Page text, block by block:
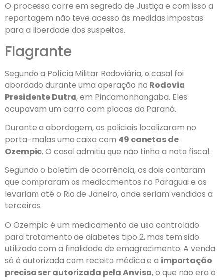
O processo corre em segredo de Justiça e com isso a
reportagem não teve acesso às medidas impostas
para a liberdade dos suspeitos.
Flagrante
Segundo a Polícia Militar Rodoviária, o casal foi
abordado durante uma operação na Rodovia
Presidente Dutra, em Pindamonhangaba. Eles
ocupavam um carro com placas do Paraná.
Durante a abordagem, os policiais localizaram no
porta-malas uma caixa com 49 canetas de
Ozempic. O casal admitiu que não tinha a nota fiscal.
Segundo o boletim de ocorrência, os dois contaram
que compraram os medicamentos no Paraguai e os
levariam até o Rio de Janeiro, onde seriam vendidos a
terceiros.
O Ozempic é um medicamento de uso controlado
para tratamento de diabetes tipo 2, mas tem sido
utilizado com a finalidade de emagrecimento. A venda
só é autorizada com receita médica e a importação
precisa ser autorizada pela Anvisa, o que não era o